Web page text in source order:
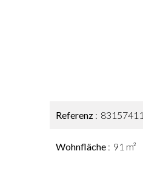
Referenz 83157411
Wohnfläche 91 m²